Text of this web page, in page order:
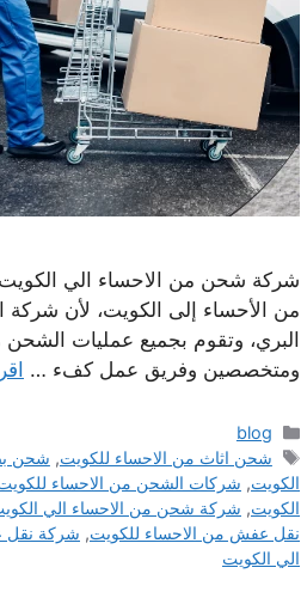
شركة شحن من الاحساء الي
من الأحساء إلى الكويت، لأن شركة
البري، وتقوم بجميع عمليات
ومتخصصين وفريق عمل كفء …
التصنيفات
blog
الوسوم
شحن اثاث من الاحساء للكويت, شحن
الكويت, شركات الشحن من الاحساء
الكويت, شركة شحن من الاحساء الي
نقل عفش من الاحساء للكويت, شركة نقل
الي الكويت